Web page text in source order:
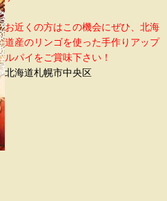
お近くの方はこの機会にぜひ、北海
道産のリンゴを使った手作りアップ
ルパイをご賞味下さい！
北海道札幌市中央区